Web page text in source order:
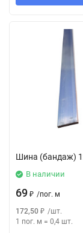
Шина (бандаж)
В наличии
69 ₽ /пог. м
172,50 ₽ /шт.
1 пог. м = 0,4 шт.